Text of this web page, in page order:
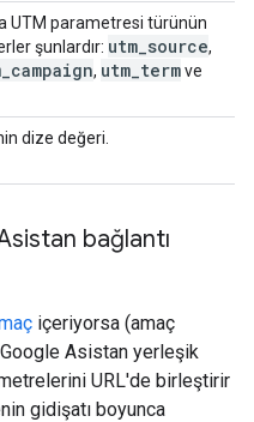
UTM parametresi türünün
şunlardır: utm source,
campaign, utm termve
dize değeri.
bağlantı
içeriyorsa (amaç
Asistan yerleşik
URL'de birleştirir
gidişatı boyunca